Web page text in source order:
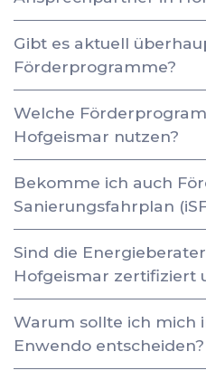
Gibt es aktuell
Förderprogramme?
Welche
Hofgeismar nutzen?
Bekomme ich auch
Sanierungsfahrplan
Sind die
Hofgeismar zertifiziert
Warum sollte ich mich
Enwendo entscheiden?